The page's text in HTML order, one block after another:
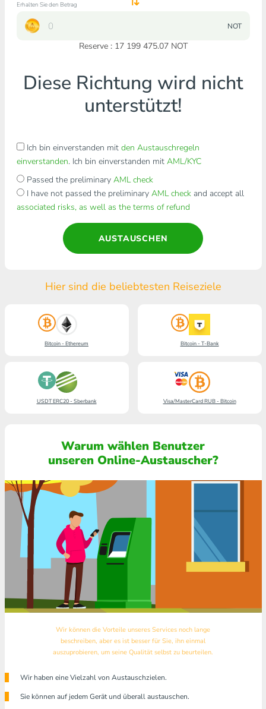
Erhalten Sie den Betrag
NOT
Reserve : 17 199 475.07 NOT
Diese Richtung wird nicht
unterstützt!
Ich bin einverstanden mit den Austauschregeln
einverstanden. Ich bin einverstanden mit AML/KYC
Passed the preliminary AML check
I have not passed the preliminary AML checkand accept all
associated risks, as well as the terms of refund
AUSTAUSCHEN
Hier sind die beliebtesten Reiseziele
Bitcoin - Ethereum Bitcoin - T-Bank
USDT ERC20 - Sberbank Visa/MasterCard RUB - Bitcoin
Warum wählen Benutzer
unseren Online-Austauscher?
Wir können die Vorteile unseres Services noch lange
beschreiben, aber es ist besser für Sie, ihn einmal
auszuprobieren, um seine Qualität selbst zu beurteilen.
Wir haben eine Vielzahl von Austauschzielen.
Sie können auf jedem Gerät und überall austauschen.